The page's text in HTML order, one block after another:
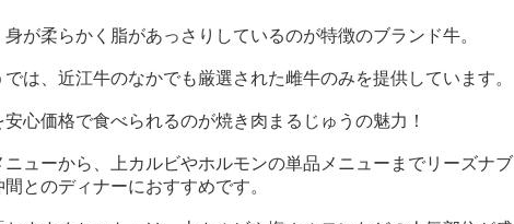
が柔らかく脂があっさりしているのが特徴のブランド牛。
は、近江牛のなかでも厳選された雌牛のみを提供しています。
心価格で食べられるのが焼き肉まるじゅうの魅力！
ューから、上カルビやホルモンの単品メニューまでリーズナブ
とのディナーにおすすめです。